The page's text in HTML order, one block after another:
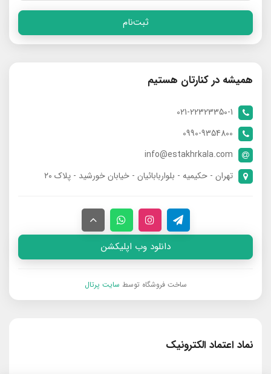
ثبت‌نام
همیشه در کنارتان هستیم
021-22323350-1
0990-9354800
info@estakhrkala.com
تهران - حکیمیه - بلواربابائیان - خیابان خورشید - پلاک ۲۰
دانلود وب اپلیکشن
ساخت فروشگاه توسط سایت پرتال
نماد اعتماد الکترونیک